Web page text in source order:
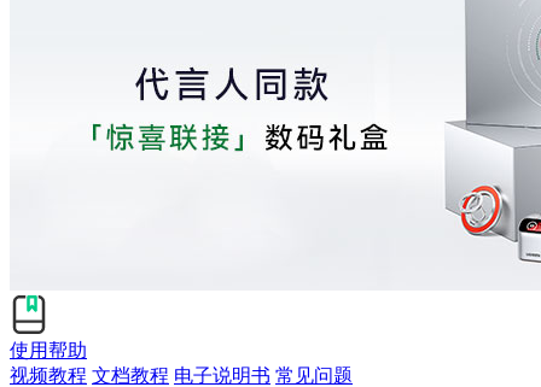
使用帮助
视频教程 文档教程 电子说明书 常见问题